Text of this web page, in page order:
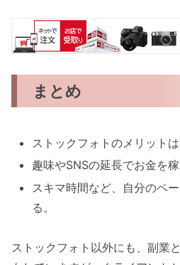
まとめ
ストックフォトのメリット
趣味やSNSの延長でお金を稼
スキマ時間など、自分のペ
る。
ストックフォト以外にも、副業